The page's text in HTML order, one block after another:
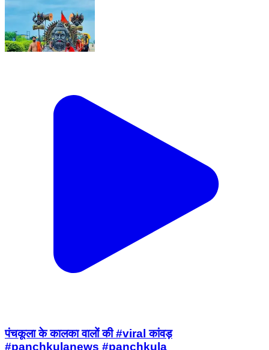
पंचकूला के कालका वालों की #viral कांवड़
#panchkulanews #panchkula